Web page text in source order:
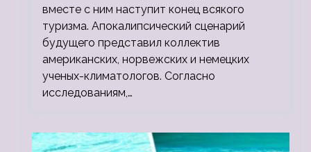
вместе с ним наступит конец всякого
туризма. Апокалипсический сценарий
будущего представил коллектив
американских, норвежских и немецких
ученых-климатологов. Согласно
исследованиям,…